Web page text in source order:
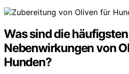
Was sind die häufigsten
Nebenwirkungen von
Hunden?